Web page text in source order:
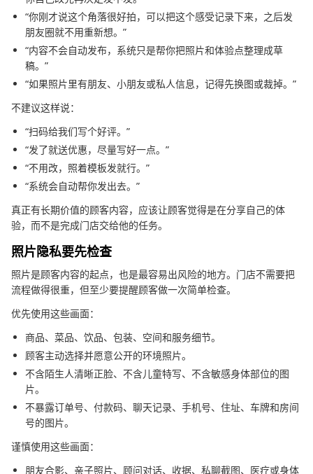
“你刚才说这个角落很好拍，可以把这个感受记录下来，之后发
朋友圈就不用重新想。”
“内容不会自动发布，系统只是帮你把照片和体验点整理成草
稿。”
“如果照片里有朋友、小朋友或私人信息，记得先换图或裁掉。”
不建议这样说：
“扫码给我们写个好评。”
“发了就送优惠，尽量写好一点。”
“不用改，照着模板发就行。”
“系统会自动帮你发出去。”
真正有长期价值的顾客内容，应该让顾客觉得是在分享自己的体
验，而不是完成门店交给他的任务。
照片隐私要先检查
照片是顾客内容的起点，也是最容易出风险的地方。门店不需要把
流程做得很重，但至少要提醒顾客做一次简单检查。
优先使用这些画面：
商品、菜品、饮品、包装、空间和服务细节。
顾客主动选择并愿意公开的环境照片。
不含陌生人清晰正脸、不含儿童特写、不含敏感身体部位的图
片。
不暴露订单号、付款码、聊天记录、手机号、住址、车牌和房间
号的图片。
谨慎使用这些画面：
朋友合影、亲子照片、顾问对话、收据、私聊截图、医疗或身体